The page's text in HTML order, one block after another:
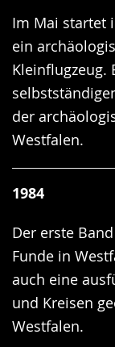
Im Mai startet
ein
Kleinflugzeug.
der
Westfalen.
1984
Der erste
Funde in
auch eine
und Kreisen
Westfalen.